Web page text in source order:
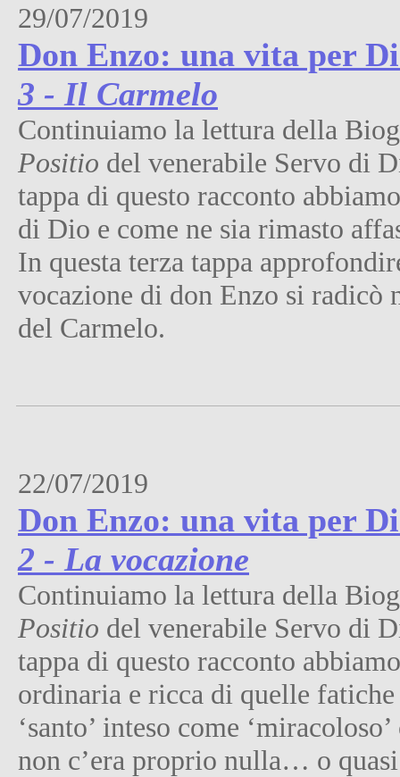
29/07/2019
Don Enzo: una vita per
3 - Il Carmelo
Continuiamo la lettura della
Positio del venerabile Servo di
tappa di questo racconto
di Dio e come ne sia rimasto
In questa terza tappa
vocazione di don Enzo si radicò
del Carmelo.
22/07/2019
Don Enzo: una vita per
2 - La vocazione
Continuiamo la lettura della
Positio del venerabile Servo di
tappa di questo racconto
ordinaria e ricca di quelle
‘santo’ inteso come
non c’era proprio nulla… o